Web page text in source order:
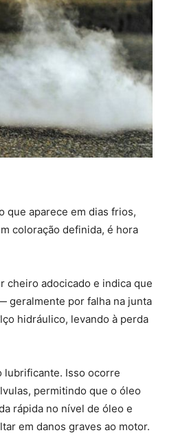
que aparece em dias frios,
coloração definida, é hora
cheiro adocicado e indica que
geralmente por falha na junta
hidráulico, levando à perda
lubrificante. Isso ocorre
permitindo que o óleo
rápida no nível de óleo e
em danos graves ao motor.